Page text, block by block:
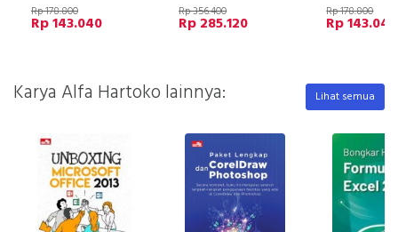
Rp 178.800
Rp 143.040
Rp 356.400
Rp 285.120
Rp 178.800
Rp 143.040
Karya Alfa Hartoko lainnya: Lihat semua